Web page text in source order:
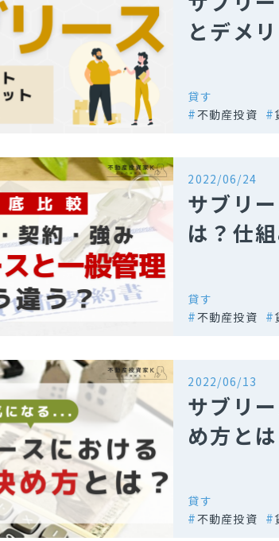
とデメ
貸す
不動産投資
2022/06/24
サブリ
は？仕
貸す
不動産投資
2022/06/13
サブリ
め方と
貸す
不動産投資